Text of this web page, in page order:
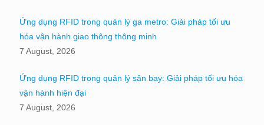
Ứng dụng RFID trong quản lý ga metro: Giải pháp tối ưu
hóa vận hành giao thông thông minh
7 August, 2026
Ứng dụng RFID trong quản lý sân bay: Giải pháp tối ưu hóa
vận hành hiện đại
7 August, 2026